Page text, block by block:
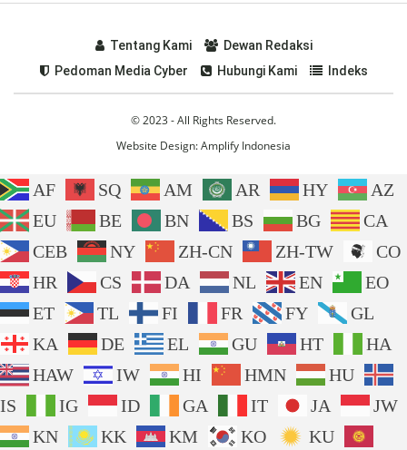
Tentang Kami
Dewan Redaksi
Pedoman Media Cyber
Hubungi Kami Indeks
© 2023 - All Rights Reserved.
Website Design:Amplify Indonesia
AF SQ AM AR HY
AZ
EU
BE BN BS BG
CA
CEB
NY ZH-CN ZH-TW
CO
HR
CS DA NL EN
EO
ET
TL FI FR FY
GL
KA
DE EL GU HT
HA
HAW
IW HI HMN
HU
IS
IG ID GA IT JA
JW
KN
KK KM KO KU